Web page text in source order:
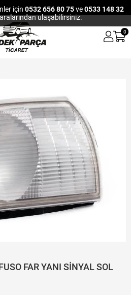
için 0532 656 80 75ve0533 148 32
ulaşabilirsiniz.
0
FAR YANI SİNYAL SOL